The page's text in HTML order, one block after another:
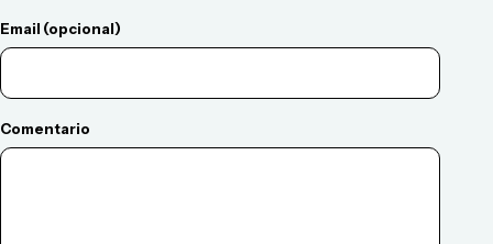
Email (opcional)
Comentario